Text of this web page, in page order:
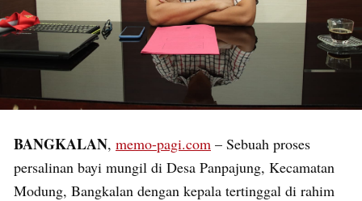
BANGKALAN, memo-pagi.com – Sebuah proses
persalinan bayi mungil di Desa Panpajung, Kecamatan
Modung, Bangkalan dengan kepala tertinggal di rahim